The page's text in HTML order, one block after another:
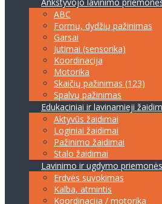
ABC
Formų, dydžių pažinimas
Garsai
Jutimai (sensorika)
Koordinacija
Motorika
Skaičių pažinimas (123)
Spalvų pažinimas
Edukaciniai ir lavinamieji
Aktyvūs žaidimai
Loginiai žaidimai
Pažinimo žaidimai
Stalo žaidimai
Lavinimo ir ugdymo priemonės
Erdvės suvokimas
Kalba, atmintis
Koordinacija / motorika